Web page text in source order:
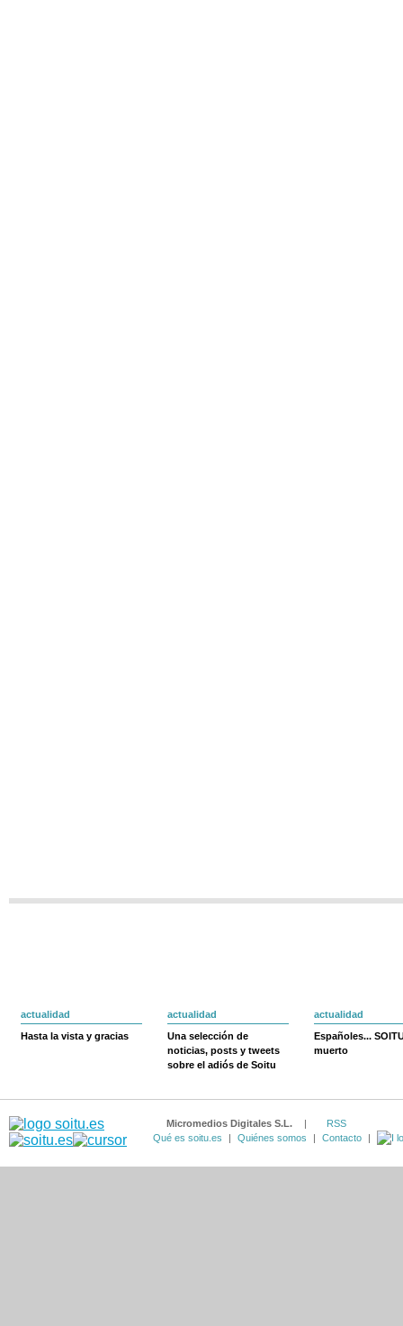
actualidad
Hasta la vista y gracias
actualidad
Una selección de
noticias, posts y tweets
sobre el adiós de Soitu
actualidad
Españoles...
muerto
Micromedios Digitales S.L. |
RSS
Qué es soitu.es
| Quiénes somos | Contacto |